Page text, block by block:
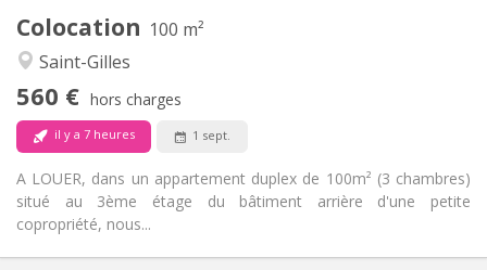
Colocation 100 m²
Saint-Gilles
560 € hors charges
il y a 7 heures 1 sept.
A LOUER, dans un appartement duplex de 100m² (3 chambres)
situé au 3ème étage du bâtiment arrière d'une petite
copropriété, nous...